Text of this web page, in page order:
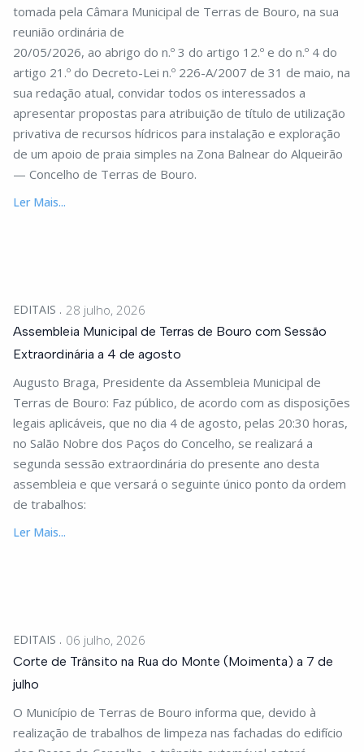
tomada pela Câmara Municipal de Terras de Bouro, na sua
reunião ordinária de
20/05/2026, ao abrigo do n.º 3 do artigo 12.º e do n.º 4 do
artigo 21.º do Decreto-Lei n.º 226-A/2007 de 31 de maio, na
sua redação atual, convidar todos os interessados a
apresentar propostas para atribuição de título de utilização
privativa de recursos hídricos para instalação e exploração
de um apoio de praia simples na Zona Balnear do Alqueirão
— Concelho de Terras de Bouro.
Ler Mais...
EDITAIS 28 julho, 2026
Assembleia Municipal de Terras de Bouro com Sessão
Extraordinária a 4 de agosto
Augusto Braga, Presidente da Assembleia Municipal de
Terras de Bouro: Faz público, de acordo com as disposições
legais aplicáveis, que no dia 4 de agosto, pelas 20:30 horas,
no Salão Nobre dos Paços do Concelho, se realizará a
segunda sessão extraordinária do presente ano desta
assembleia e que versará o seguinte único ponto da ordem
de trabalhos:
Ler Mais...
EDITAIS 06 julho, 2026
Corte de Trânsito na Rua do Monte (Moimenta) a 7 de
julho
O Município de Terras de Bouro informa que, devido à
realização de trabalhos de limpeza nas fachadas do edifício